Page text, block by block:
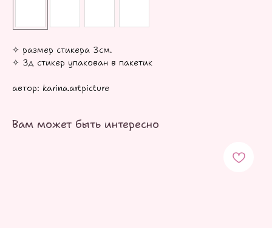
✧ размер стикера 3см.
✧ 3д стикер упакован в пакетик
автор: karina.artpicture
Вам может быть интересно